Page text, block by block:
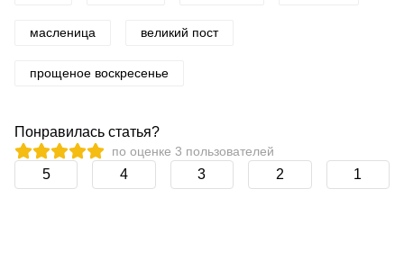
масленица великий пост
прощеное воскресенье
Понравилась статья?
по оценке 3 пользователей
5 4 3 2 1